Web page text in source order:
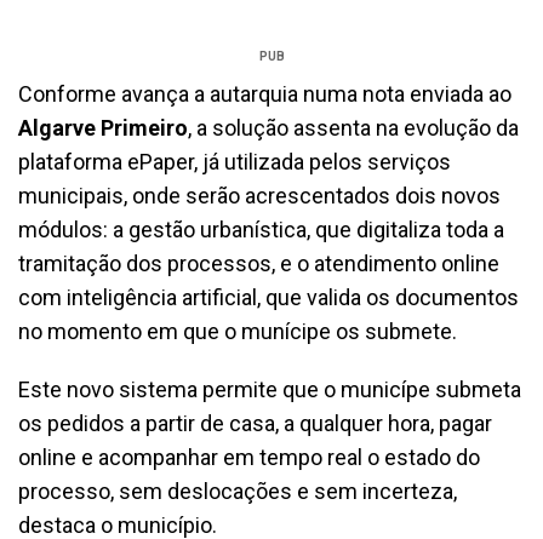
PUB
Conforme avança a autarquia numa nota enviada ao
Algarve Primeiro, a solução assenta na evolução da
plataforma ePaper, já utilizada pelos serviços
municipais, onde serão acrescentados dois novos
módulos: a gestão urbanística, que digitaliza toda a
tramitação dos processos, e o atendimento online
com inteligência artificial, que valida os documentos
no momento em que o munícipe os submete.
Este novo sistema permite que o municípe submeta
os pedidos a partir de casa, a qualquer hora, pagar
online e acompanhar em tempo real o estado do
processo, sem deslocações e sem incerteza,
destaca o município.